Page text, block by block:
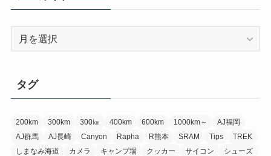
ブ
タグ
200km 300km 300㎞ 400km 600km 1000km～
AJ福岡
AJ群馬
AJ長崎 Canyon Rapha R熊本 SRAM Tips
TREK
しまなみ海道
カメラ キャンプ場 クッカー サイコン
シューズ